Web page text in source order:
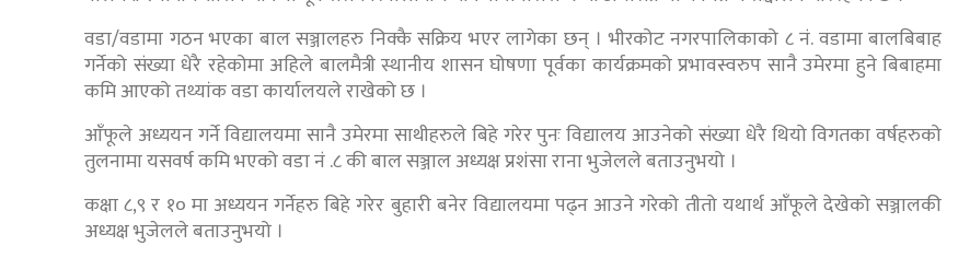
वडा/वडामा गठन भएका बाल सञ्जालहरु निक्कै सक्रिय भएर लागेका छन् । भीरकोट नगरपालिकाको ८ नं. वडामा बालबिबाह
गर्नेको संख्या धेरै रहेकोमा अहिले बालमैत्री स्थानीय शासन घोषणा पूर्वका कार्यक्रमको प्रभावस्वरुप सानै उमेरमा हुने बिबाहमा
कमि आएको तथ्यांक वडा कार्यालयले राखेको छ ।
आँफूले अध्ययन गर्ने विद्यालयमा सानै उमेरमा साथीहरुले बिहे गरेर पुनः विद्यालय आउनेको संख्या धेरै थियो विगतका वर्षहरुको
तुलनामा यसवर्ष कमि भएको वडा नं .८ की बाल सञ्जाल अध्यक्ष प्रशंसा राना भुजेलले बताउनुभयो ।
कक्षा ८,९ र १० मा अध्ययन गर्नेहरु बिहे गरेर बुहारी बनेर विद्यालयमा पढ्न आउने गरेको तीतो यथार्थ आँफूले देखेको सञ्जालकी
अध्यक्ष भुजेलले बताउनुभयो ।